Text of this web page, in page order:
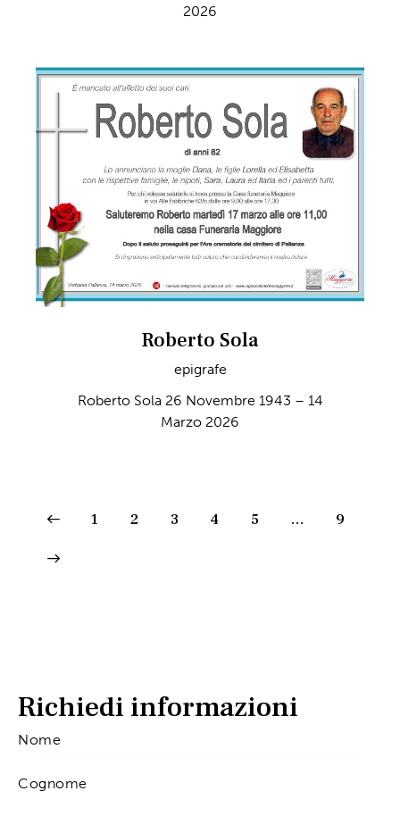
2026
Roberto Sola
epigrafe
Roberto Sola 26 Novembre 1943 – 14
Marzo 2026
1 2 3 4 5 … 9
Richiedi informazioni